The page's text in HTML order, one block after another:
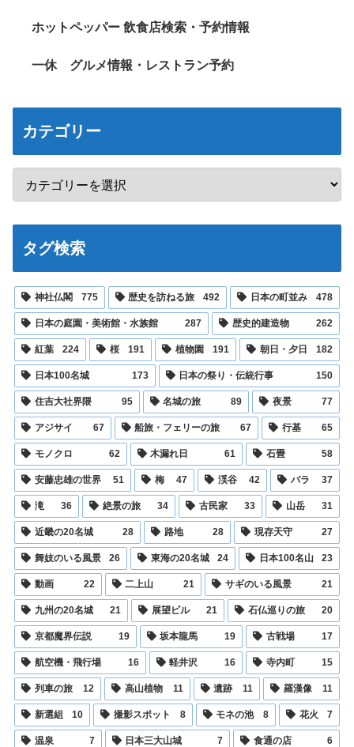
ホットペッパー 飲食店検索・予約情報
一休 グルメ情報・レストラン予約
カテゴリー
タグ検索
神社仏閣 775 歴史を訪ねる旅 492 日本の町並み 478
日本の庭園・美術館・水族館 287 歴史的建造物 262
紅葉 224 桜 191 植物園 191 朝日・夕日 182
日本100名城 173 日本の祭り・伝統行事 150
住吉大社界隈 95 名城の旅 89 夜景 77
アジサイ 67 船旅・フェリーの旅 67 行基 65
モノクロ 62 木漏れ日 61 石畳 58
安藤忠雄の世界 51 梅 47 渓谷 42 バラ 37
滝 36 絶景の旅 34 古民家 33 山岳 31
近畿の20名城 28 路地 28 現存天守 27
舞妓のいる風景 26 東海の20名城 24 日本100名山 23
動画 22 二上山 21 サギのいる風景 21
九州の20名城 21 展望ビル 21 石仏巡りの旅 20
京都魔界伝説 19 坂本龍馬 19 古戦場 17
航空機・飛行場 16 軽井沢 16 寺内町 15
列車の旅 12 高山植物 11 遺跡 11 羅漢像 11
新選組 10 撮影スポット 8 モネの池 8 花火 7
温泉 7 日本三大山城 7 食通の店 6